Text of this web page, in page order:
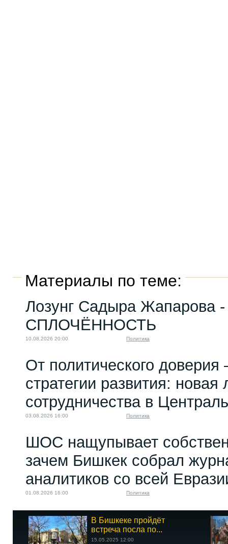
Материалы по теме:
Лозунг Садыра Жапарова -
СПЛОЧЁННОСТЬ
10.08.2026 20:00 Политика
От политического
стратегии развития: новая
сотрудничества в
03.08.2026 16:00 Политика
ШОС нащупывает
зачем Бишкек собрал
аналитиков со всей
01.08.2026 16:00 Политика
В Бишкеке пройдёт
встреча посла по...
15.05.2025 12:00